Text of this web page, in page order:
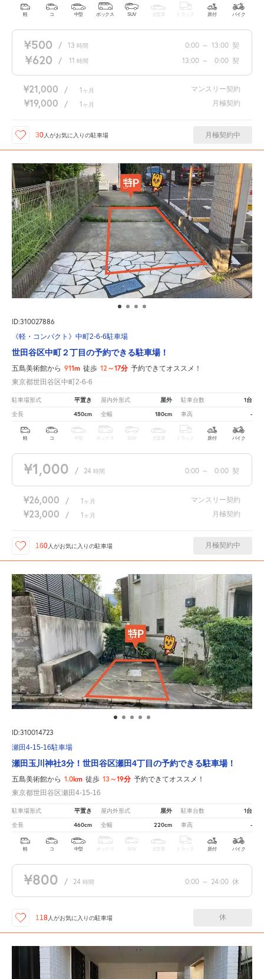
軽 コ 中型 ボックス SUV 大型車 トラック 原付 バイク
¥500 / 13 時間 0:00 ～ 13:00 契
¥620 / 11 時間 13:00 ～ 0:00 契
¥21,000 / 1 ヶ月 マンスリー契約
¥19,000 / 1 ヶ月 月極契約
30人がお気に入りの駐車場 月極契約中
ID:310027886
《軽・コンパクト》中町2-6-6駐車場
世田谷区中町２丁目の予約できる駐車場！
五島美術館から 911m 徒歩 12～17分 予約できてオススメ！
東京都世田谷区中町2-6-6
駐車場形式 平置き 屋内外形式 屋外 駐車台数 1台
全長 450cm 全幅 180cm 車高 -
軽 コ 中型 ボックス SUV 大型車 トラック 原付 バイク
¥1,000 / 24 時間 0:00 ～ 0:00 契
¥26,000 / 1 ヶ月 マンスリー契約
¥23,000 / 1 ヶ月 月極契約
160 人がお気に入りの駐車場 月極契約中
ID:310014723
瀬田4-15-16駐車場
瀬田玉川神社3分！世田谷区瀬田4丁目の予約できる駐車場！
五島美術館から 1.0km 徒歩 13～19分 予約できてオススメ！
東京都世田谷区瀬田4-15-16
駐車場形式 平置き 屋内外形式 屋外 駐車台数 1台
全長 460cm 全幅 220cm 車高 -
軽 コ 中型 ボックス SUV 大型車 トラック 原付 バイク
¥800 / 24 時間 0:00 ～ 24:00 休
118 人がお気に入りの駐車場 休